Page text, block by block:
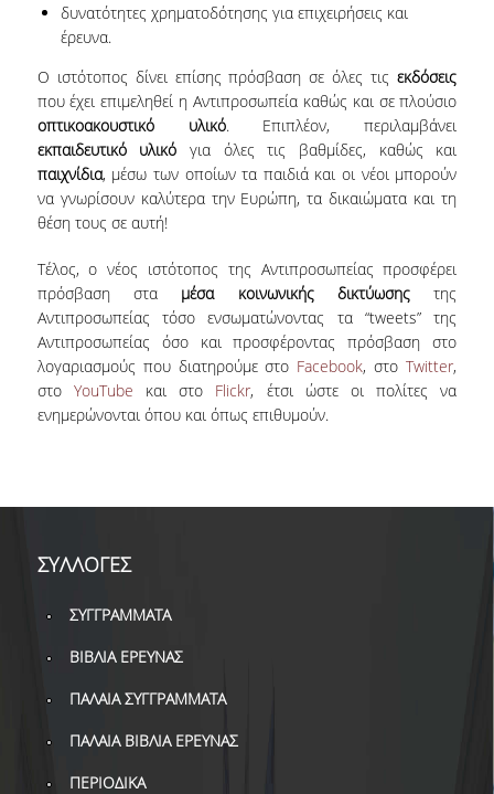
ΟΔΗΓΟΙ ΒΙΒΛΙΟΘΗΚΗΣ
ΒΙΒΛΙΟΜΕΤΡΙΑ
WOS
GOOGLE SCHOLAR
MICROSOFT ACADEMIC
SEARCH
INCITES JOURNAL
CITATION REPORTS
δυνατότητες χρηματοδότησης για επιχειρήσεις και
έρευνα.
Ο ιστότοπος δίνει επίσης πρόσβαση σε όλες τιςεκδόσεις
που έχει επιμεληθεί η Αντιπροσωπεία καθώς και σε πλούσιο
οπτικοακουστικό υλικό. Επιπλέον, περιλαμβάνει
εκπαιδευτικό υλικό για όλες τις βαθμίδες, καθώς και
παιχνίδια, μέσω των οποίων τα παιδιά και οι νέοι μπορούν
να γνωρίσουν καλύτερα την Ευρώπη, τα δικαιώματα και τη
θέση τους σε αυτή!
Τέλος, ο νέος ιστότοπος της Αντιπροσωπείας προσφέρει
πρόσβαση στα μέσα κοινωνικής δικτύωσης της
Αντιπροσωπείας τόσο ενσωματώνοντας τα “tweets” της
Αντιπροσωπείας όσο και προσφέροντας πρόσβαση στο
λογαριασμούς που διατηρούμε στο Facebook, στοTwitter,
στο YouTube και στο Flickr, έτσι ώστε οι πολίτες να
ενημερώνονται όπου και όπως επιθυμούν.
ΣΥΛΛΟΓΕΣ
ΣΥΓΓΡΑΜΜΑΤΑ
ΒΙΒΛΙΑ ΕΡΕΥΝΑΣ
ΠΑΛΑΙΑ ΣΥΓΓΡΑΜΜΑΤΑ
ΠΑΛΑΙΑ ΒΙΒΛΙΑ ΕΡΕΥΝΑΣ
ΠΕΡΙΟΔΙΚΑ